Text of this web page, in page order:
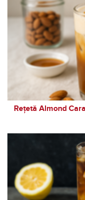
Rețetă Almond